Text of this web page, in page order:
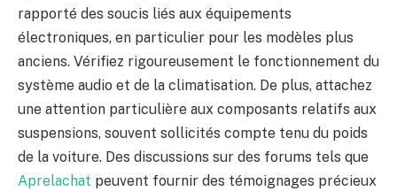
rapporté des soucis liés aux équipements
électroniques, en particulier pour les modèles plus
anciens. Vérifiez rigoureusement le fonctionnement du
système audio et de la climatisation. De plus, attachez
une attention particulière aux composants relatifs aux
suspensions, souvent sollicités compte tenu du poids
de la voiture. Des discussions sur des forums tels que
Aprelachat peuvent fournir des témoignages précieux